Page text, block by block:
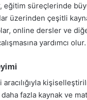
süreçlerinde
üzerinden çeşitli
online dersler ve
yardımcı olur.
aracılığıyla
fazla kaynak ve